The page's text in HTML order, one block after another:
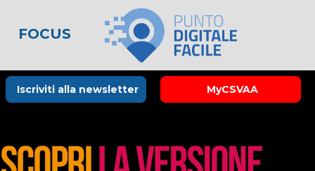
FOCUS
Rubrica La Stampa
Links utili
Iscriviti alla newsletter MyCSVAA